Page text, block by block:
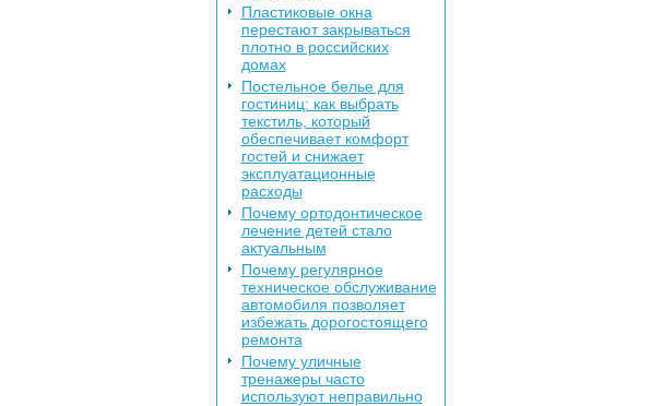
Пластиковые окна
перестают закрываться
плотно в российских
домах
Постельное белье для
гостиниц: как выбрать
текстиль, который
обеспечивает комфорт
гостей и снижает
эксплуатационные
расходы
Почему ортодонтическое
лечение детей стало
актуальным
Почему регулярное
техническое обслуживание
автомобиля позволяет
избежать дорогостоящего
ремонта
Почему уличные
тренажеры часто
используют неправильно